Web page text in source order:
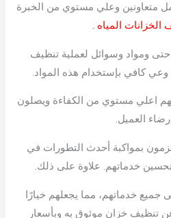
متعاونين وعلي مستوي من الخبرة
الخزانات المياه .
ومواد وسوائل لعملية تنظيف
وعي كافي بإستخدام هذه المواد.
اعلي مستوي من الكفاءة ويصلون
العميل.
بمواكبة أحدث التطورات في
خدماتهم. علاوة على ذلك.
جميع خدماتهم، مما يجعلهم خيارًا
تنظيف خزان موثوق به وبأسعار